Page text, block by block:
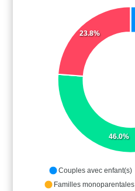
46.0%
23.8%
Couples avec enfant(s)
Familles monoparentales